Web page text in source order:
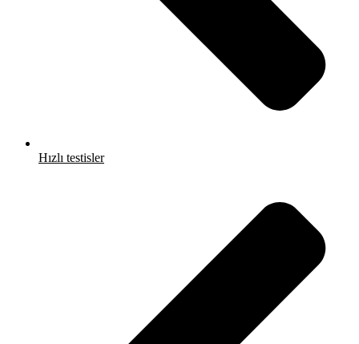
Hızlı testisler